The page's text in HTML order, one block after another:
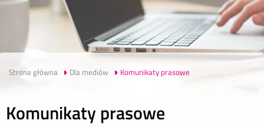
j
si
ę
Strona główna Dla mediów Komunikaty prasowe
Komunikaty prasowe